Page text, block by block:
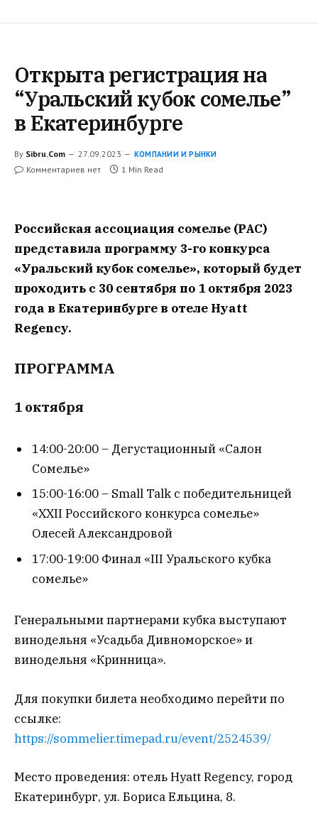
Открыта регистрация на
“Уральский кубок сомелье”
в Екатеринбурге
By Sibru.Com 27.09.2023 КОМПАНИИ И РЫНКИ
Комментариев нет 1 Min Read
Российская ассоциация сомелье (РАС)
представила программу 3-го конкурса
«Уральский кубок сомелье», который будет
проходить с 30 сентября по 1 октября 2023
года в Екатеринбурге в отеле Hyatt
Regency.
ПРОГРАММА
1 октября
14:00-20:00 – Дегустационный «Салон
Сомелье»
15:00-16:00 – Small Talk с победительницей
«XXII Российского конкурса сомелье»
Олесей Александровой
17:00-19:00 Финал «III Уральского кубка
сомелье»
Генеральными партнерами кубка выступают
винодельня «Усадьба Дивноморское» и
винодельня «Кринница».
Для покупки билета необходимо перейти по
ссылке:
https://sommelier.timepad.ru/event/2524539/
Место проведения: отель Hyatt Regency, город
Екатеринбург, ул. Бориса Ельцина, 8.